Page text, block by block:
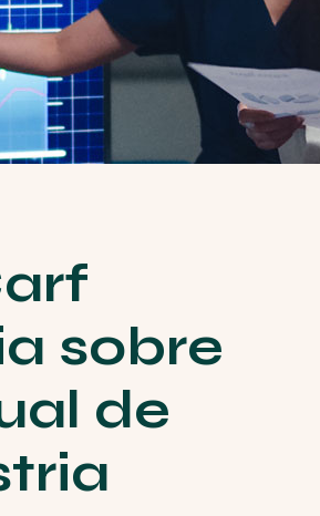
sobre
de